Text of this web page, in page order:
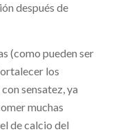
después de
(como pueden ser
los
sensatez, ya
muchas
de calcio del